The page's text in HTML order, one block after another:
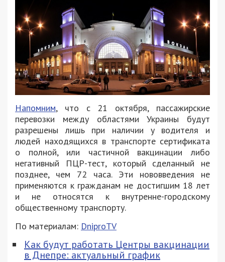
Напомним, что с 21 октября, пассажирские
перевозки между областями Украины будут
разрешены лишь при наличии у водителя и
людей находящихся в транспорте сертификата
о полной, или частичной вакцинации либо
негативный ПЦР-тест, который сделанный не
позднее, чем 72 часа. Эти нововведения не
применяются к гражданам не достигшим 18 лет
и не относятся к внутренне-городскому
общественному транспорту.
По материалам: DniproTV
Как будут работать Центры вакцинации
в Днепре: актуальный график